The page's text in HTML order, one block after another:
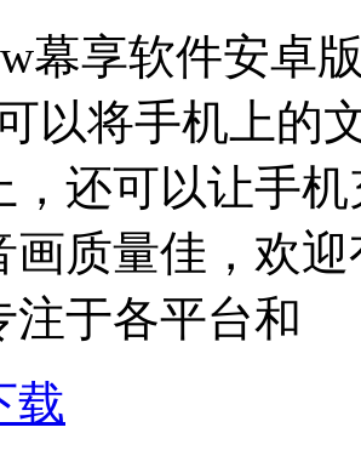
幕享软件安卓
以将手机上的
，还可以让手
画质量佳，欢
注于各平台和
载